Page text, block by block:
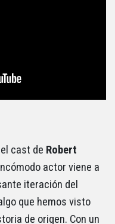
cast de Robert
actor viene a
iteración del
que hemos visto
de origen. Con un